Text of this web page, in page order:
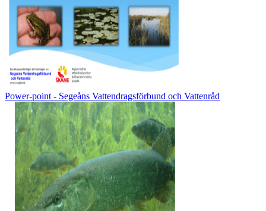
Power-point - Segeåns Vattendragsförbund och Vattenråd